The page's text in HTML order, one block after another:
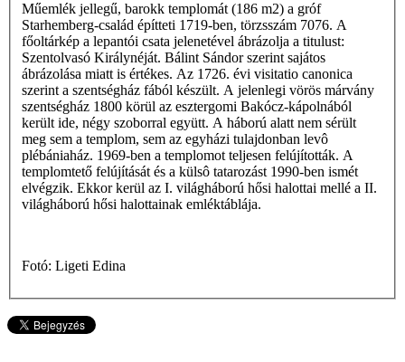
Műemlék jellegű, barokk templomát (186 m2) a gróf
Starhemberg-család építteti 1719-ben, törzsszám 7076. A
főoltárkép a lepantói csata jelenetével ábrázolja a titulust:
Szentolvasó Királynéját. Bálint Sándor szerint sajátos
ábrázolása miatt is értékes. Az 1726. évi visitatio canonica
szerint a szentségház fából készült. A jelenlegi vörös márvány
szentségház 1800 körül az esztergomi Bakócz-kápolnából
került ide, négy szoborral együtt. A háború alatt nem sérült
meg sem a templom, sem az egyházi tulajdonban levô
plébániaház. 1969-ben a templomot teljesen felújították. A
templomtető felújítását és a külsô tatarozást 1990-ben ismét
elvégzik. Ekkor kerül az I. világháború hősi halottai mellé a II.
világháború hősi halottainak emléktáblája.
Fotó: Ligeti Edina